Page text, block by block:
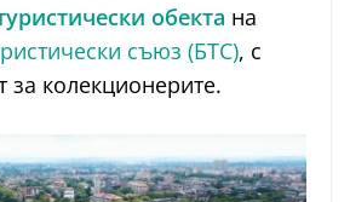
обекта на
съюз (БТС), с
за колекционерите.